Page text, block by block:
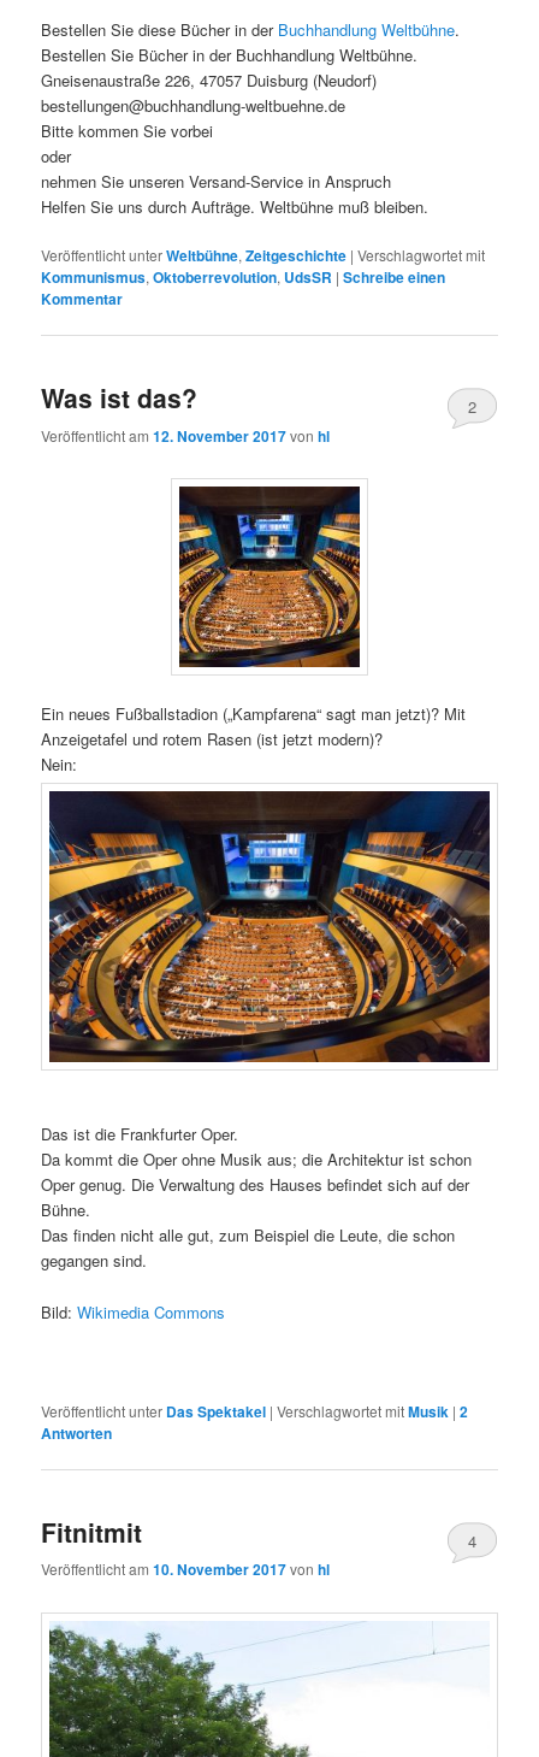
Bestellen Sie diese Bücher in der Buchhandlung Weltbühne.
Bestellen Sie Bücher in der Buchhandlung Weltbühne.
Gneisenaustraße 226, 47057 Duisburg (Neudorf)
bestellungen@buchhandlung-weltbuehne.de
Bitte kommen Sie vorbei
oder
nehmen Sie unseren Versand-Service in Anspruch
Helfen Sie uns durch Aufträge. Weltbühne muß bleiben.
Veröffentlicht unterWeltbühne,Zeitgeschichte |Verschlagwortet mit
Kommunismus,Oktoberrevolution, UdsSR |Schreibe einen
Kommentar
Was ist das?
Veröffentlicht am12. November 2017vonhl
2
Ein neues Fußballstadion („Kampfarena“ sagt man jetzt)? Mit
Anzeigetafel und rotem Rasen (ist jetzt modern)?
Nein:
Das ist die Frankfurter Oper.
Da kommt die Oper ohne Musik aus; die Architektur ist schon
Oper genug. Die Verwaltung des Hauses befindet sich auf der
Bühne.
Das finden nicht alle gut, zum Beispiel die Leute, die schon
gegangen sind.
Bild:Wikimedia Commons
Veröffentlicht unter Das Spektakel |Verschlagwortet mitMusik |2
Antworten
Fitnitmit
Veröffentlicht am10. November 2017vonhl
4